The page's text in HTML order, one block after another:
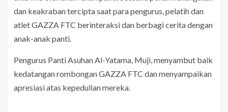
dan keakraban tercipta saat para pengurus, pelatih dan
atlet GAZZA FTC berinteraksi dan berbagi cerita dengan
anak-anak panti.
Pengurus Panti Asuhan Al-Yatama, Muji, menyambut baik
kedatangan rombongan GAZZA FTC dan menyampaikan
apresiasi atas kepedulian mereka.